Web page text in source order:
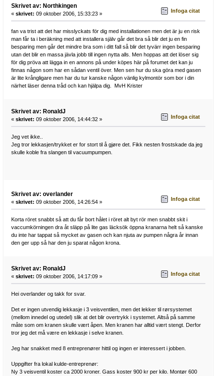
Skrivet av: Northkingen
« skrivet: 09 oktober 2006, 15:33:23 » Infoga citat
fan va trist att det har misslyckats för dig med installationen men det är ju en risk
man får ta i beräkning med att installera själv går det bra så blir det ju en fin
besparing men går det mindre bra som i ditt fall så blir det tyvärr ingen besparing
utan det blir en massa jävla jobb till ingen nytta alls. Men hoppas att det löser sig
för dig pröva att lägga in en annons på under köpes här på forumet det kan ju
finnas någon som har en sådan ventil över. Men sen hur du ska göra med gasen
är lite krångligare men har du tur kanske någon vänlig kylmontör som bor i din
närhet läser denna tråd och kan hjälpa dig. MvH Krister
Skrivet av: RonaldJ
« skrivet: 09 oktober 2006, 14:44:32 » Infoga citat
Jeg vet ikke..
Jeg tror lekkasjen/trykket er for stort til å gjøre det. Fikk nesten frostskade da jeg
skulle koble fra slangen til vacuumpumpen.
Skrivet av: overlander
« skrivet: 09 oktober 2006, 14:26:54 » Infoga citat
Korta röret snabbt så att du får bort hålet i röret alt byt rör men snabbt skit i
vaccumkörningen dra åt släpp på lite gas läcksök öppna kranarna helt så kanske
du inte har tappat så mycket av gasen och kan njuta av pumpen några år innan
den ger upp så har den ju sparat någon krona.
Skrivet av: RonaldJ
« skrivet: 09 oktober 2006, 14:17:09 » Infoga citat
Hei overlander og takk for svar.
Det er ingen utvendig lekkasje i 3 veisventilen, men det lekker til rørsystemet
(mellom innedel og utedel) slik at det blir overtrykk i systemet. Altså på samme
måte som om kranen skulle vært åpen. Men kranen har alltid vært stengt. Derfor
tror jeg det må være en lekkasje i selve kranen.
Jeg har snakket med 8 entreprenører hittil og ingen er interessert i jobben.
Uppgifter fra lokal kulde-entreprenør:
Ny 3 veisventil koster ca 2000 kroner. Gass koster 900 kr per kilo. Montør 600